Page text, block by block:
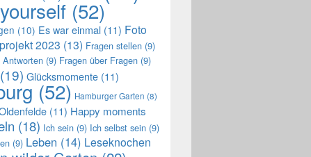
(52)
(10) Es war einmal (11) Foto
2023 (13) Fragen stellen (9)
Antworten (9) Fragen über Fragen (9)
(19) Glücksmomente (11)
(52) Hamburger Garten (8)
(11) Happy moments
(18) Ich sein (9) Ich selbst sein (9)
(9) Leben (14) Leseknochen